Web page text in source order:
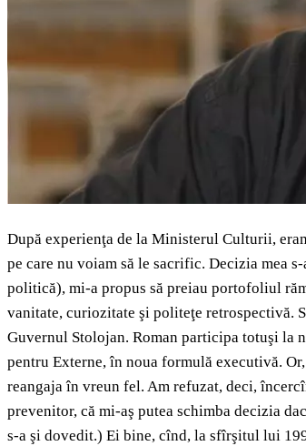
După experienţa de la Ministerul Culturii,
pe care nu voiam să le sacrific. Decizia mea
politică), mi-a propus să preiau portofoliul
vanitate, curiozitate şi politeţe retrospectivă.
Guvernul Stolojan. Roman participa totuşi la
pentru Externe, în noua formulă executivă.
reangaja în vreun fel. Am refuzat, deci,
prevenitor, că mi-aş putea schimba decizia
s-a şi dovedit.) Ei bine, cînd, la sfîrşitul lui